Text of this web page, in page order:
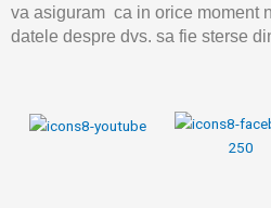
va asiguram ca in orice moment
datele despre dvs. sa fie sterse